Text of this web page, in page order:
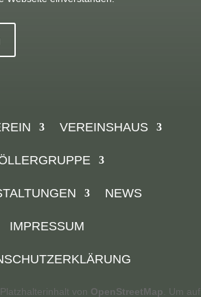
VEREINSHAUS
NEWS
IMPRESSUM
von OpenStreetMap . Um auf